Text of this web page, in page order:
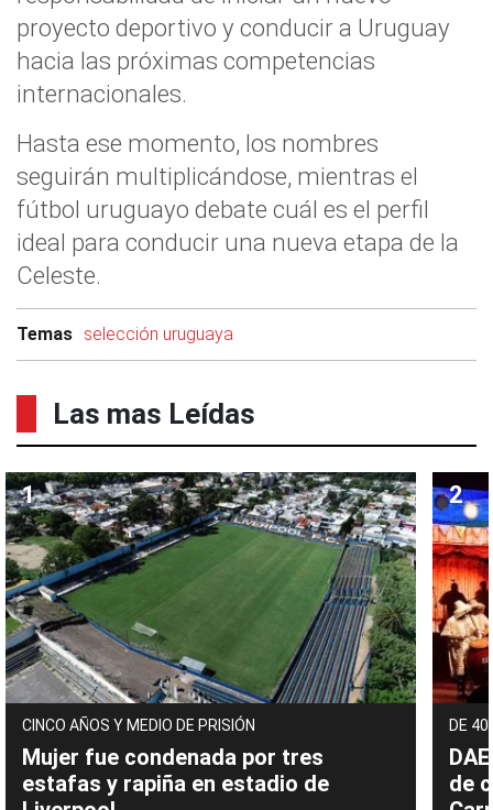
proyecto deportivo y conducir a Uruguay
hacia las próximas competencias
internacionales.
Hasta ese momento, los nombres
seguirán multiplicándose, mientras el
fútbol uruguayo debate cuál es el perfil
ideal para conducir una nueva etapa de la
Celeste.
Temas selección uruguaya
Las mas Leídas
CINCO AÑOS Y MEDIO DE PRISIÓN
Mujer fue condenada por tres
estafas y rapiña en estadio de
DE
de